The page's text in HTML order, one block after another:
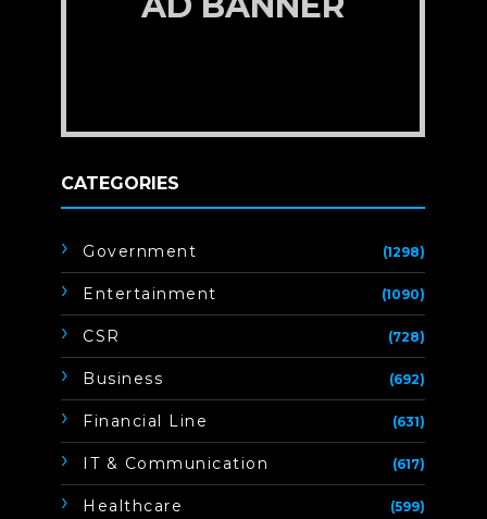
CATEGORIES
Government (1298)
Entertainment (1090)
CSR (728)
Business (692)
Financial Line (631)
IT & Communication (617)
Healthcare (599)